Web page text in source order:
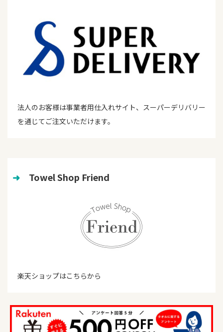
法人のお客様は事業者用仕入れサイト、スーパーデリバリー
を通じてご注文いただけます。
➜ Towel Shop Friend
楽天ショップはこちらから